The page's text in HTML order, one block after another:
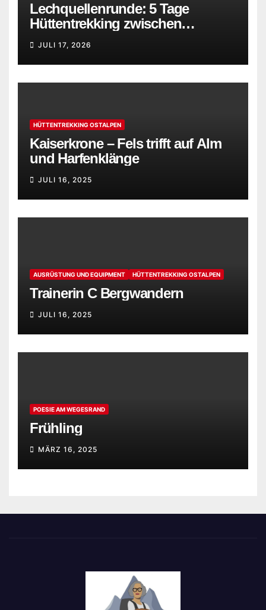
Lechquellenrunde: 5 Tage
Hüttentrekking zwischen
Bregenzerwald und Lechtaler
Alpen
JULI 17, 2026
HÜTTENTREKKING OSTALPEN
Kaiserkrone – Fels trifft auf Alm
und Harfenklänge
JULI 16, 2025
AUSRÜSTUNG UND EQUIPMENT HÜTTENTREKKING OSTALPEN
Trainerin C Bergwandern
JULI 16, 2025
POESIE AM WEGESRAND
Frühling
MÄRZ 16, 2025